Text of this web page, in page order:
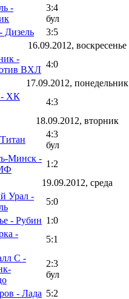
-
3:4
бул
Дизель 3:5
16.09.2012, воскресенье
-
ВХЛ
4:0
17.09.2012, понедельник
- ХК
4:3
18.09.2012, вторник
4:3
бул
Минск -
1:2
19.09.2012, среда
Урал -
5:0
- Рубин 1:0
-
5:1
С -
2:3
бул
- Лада 5:2